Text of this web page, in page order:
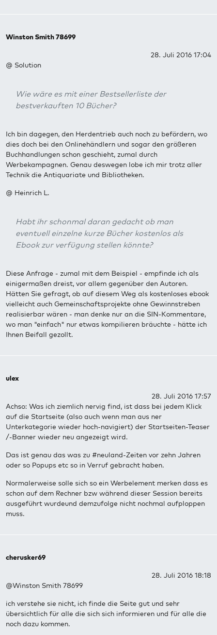
Winston Smith 78699
28. Juli 2016 17:04
@ Solution
Wie wäre es mit einer Bestsellerliste der
bestverkauften 10 Bücher?
Ich bin dagegen, den Herdentrieb auch noch zu befördern, wo
dies doch bei den Onlinehändlern und sogar den größeren
Buchhandlungen schon geschieht, zumal durch
Werbekampagnen. Genau deswegen lobe ich mir trotz aller
Technik die Antiquariate und Bibliotheken.
@ Heinrich L.
Habt ihr schonmal daran gedacht ob man
eventuell einzelne kurze Bücher kostenlos als
Ebook zur verfügung stellen könnte?
Diese Anfrage - zumal mit dem Beispiel - empfinde ich als
einigermaßen dreist, vor allem gegenüber den Autoren.
Hätten Sie gefragt, ob auf diesem Weg als kostenloses ebook
vielleicht auch Gemeinschaftsprojekte ohne Gewinnstreben
realisierbar wären - man denke nur an die SIN-Kommentare,
wo man "einfach" nur etwas kompilieren bräuchte - hätte ich
Ihnen Beifall gezollt.
ulex
28. Juli 2016 17:57
Achso: Was ich ziemlich nervig find, ist dass bei jedem Klick
auf die Startseite (also auch wenn man aus ner
Unterkategorie wieder hoch-navigiert) der Startseiten-Teaser
/-Banner wieder neu angezeigt wird.
Das ist genau das was zu #neuland-Zeiten vor zehn Jahren
oder so Popups etc so in Verruf gebracht haben.
Normalerweise solle sich so ein Werbelement merken dass es
schon auf dem Rechner bzw während dieser Session bereits
ausgeführt wurdeund demzufolge nicht nochmal aufploppen
muss.
cherusker69
28. Juli 2016 18:18
@Winston Smith 78699
ich verstehe sie nicht, ich finde die Seite gut und sehr
übersichtlich für alle die sich sich informieren und für alle die
noch dazu kommen.